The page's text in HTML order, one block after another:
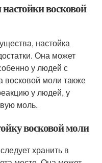
восковой
настойка
Она может
у людей с
восковой моли также
у людей, у
моль.
восковой моли
хранить в